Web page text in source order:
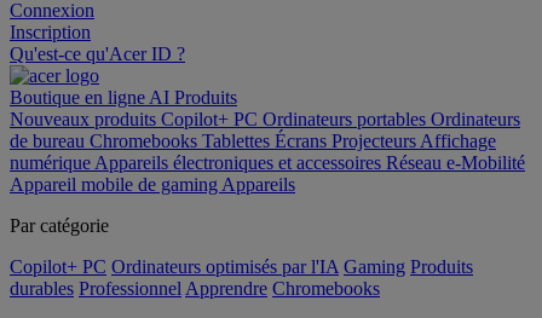
Connexion
Inscription
Qu'est-ce qu'Acer ID ?
Boutique en ligne AI Produits
Nouveaux produits Copilot+ PC Ordinateurs portables Ordinateurs
de bureau Chromebooks Tablettes Écrans Projecteurs Affichage
numérique Appareils électroniques et accessoires Réseau e-Mobilité
Appareil mobile de gaming Appareils
Par catégorie
Copilot+ PC Ordinateurs optimisés par l'IA Gaming Produits
durables Professionnel Apprendre Chromebooks